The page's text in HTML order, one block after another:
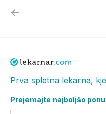
Prva spletna lekarna,
Prejemajte najboljšo